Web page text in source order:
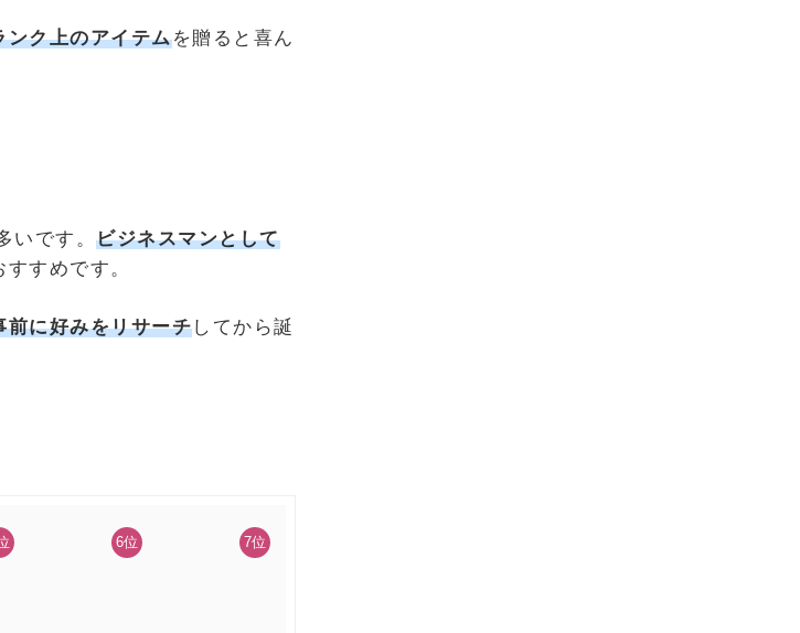
ンク上のアイテムを贈ると喜ん
です。 ビジネスマンとして
すめです。
前に好みをリサーチしてから誕